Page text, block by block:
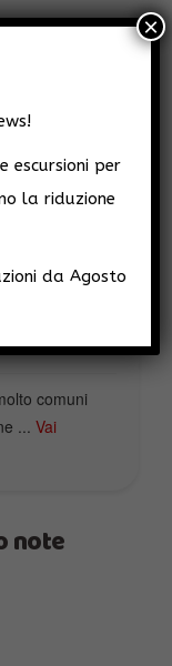
esperte.
tour guidato
nelle grotte
comuni
... Vai
note
escursioni per
la riduzione
da Agosto
×